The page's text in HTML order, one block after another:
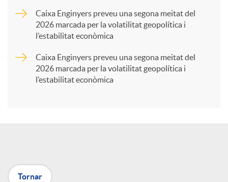
X
Caixa Enginyers preveu una segona meitat del
2026 marcada per la volatilitat geopolítica i
l’estabilitat econòmica
Caixa Enginyers preveu una segona meitat del
2026 marcada per la volatilitat geopolítica i
l’estabilitat econòmica
Tornar